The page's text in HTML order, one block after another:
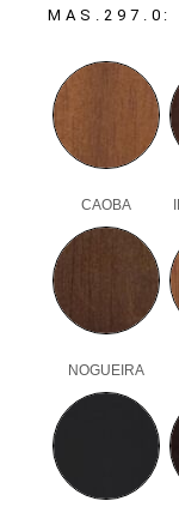
MAS.297.0
CAOBA
NOGUEIRA